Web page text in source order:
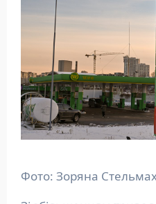
Фото: Зоряна